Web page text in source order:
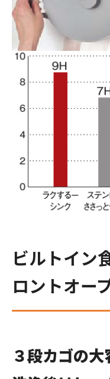
ビルトイン
ロントオー
３段カゴの大